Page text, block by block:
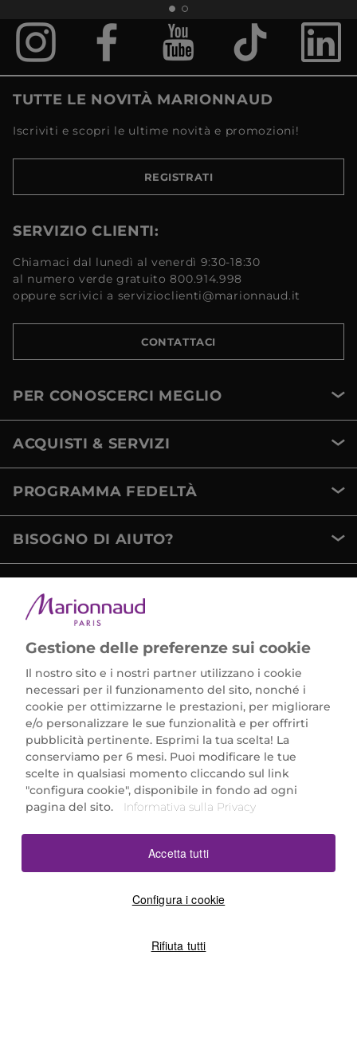
TUTTE LE NOVITÀ MARIONNAUD
Iscriviti e scopri le ultime novità e promozioni!
REGISTRATI
SERVIZIO CLIENTI:
Chiamaci dal lunedì al venerdì 9:30-18:30
al numero verde gratuito 800.914.998
oppure scrivici a servizioclienti@marionnaud.it
CONTATTACI
PER CONOSCERCI MEGLIO
ACQUISTI & SERVIZI
PROGRAMMA FEDELTÀ
BISOGNO DI AIUTO?
Marionnaud Parfumeries Italia S.r.l.
Largo Fiera Milano 5, 20017 Rho (MI)
REA Milano 1650024 con P.IVA 13425220152.
SCARICA LA NOSTRA APP
Gestione delle preferenze sui cookie
Il nostro sito e i nostri partner utilizzano i cookie
necessari per il funzionamento del sito, nonché i
cookie per ottimizzarne le prestazioni, per migliorare
e/o personalizzare le sue funzionalità e per offrirti
pubblicità pertinente. Esprimi la tua scelta! La
conserviamo per 6 mesi. Puoi modificare le tue
scelte in qualsiasi momento cliccando sul link
"configura cookie", disponibile in fondo ad ogni
pagina del sito.
Informativa sulla Privacy
Configura i cookie
Rifiuta tutti
Accetta tutti